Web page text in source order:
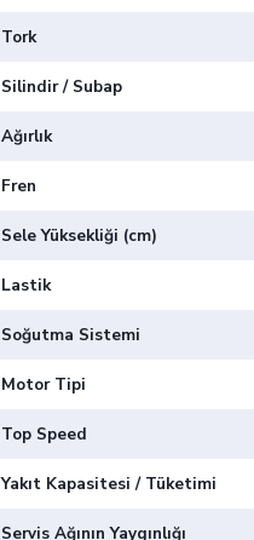
Tork
Silindir / Subap
Ağırlık
Fren
Sele Yüksekliği (cm)
Lastik
Soğutma Sistemi
Motor Tipi
Top Speed
Yakıt Kapasitesi / Tüketimi
Servis Ağının Yaygınlığı